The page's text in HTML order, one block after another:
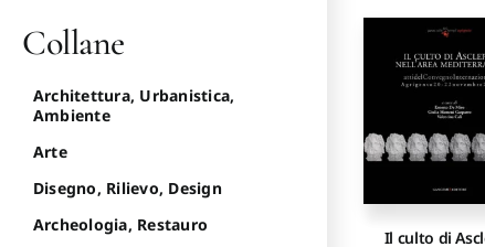
Il culto di
Collane
Architettura, Urbanistica,
Ambiente
Arte
Disegno, Rilievo, Design
Archeologia, Restauro